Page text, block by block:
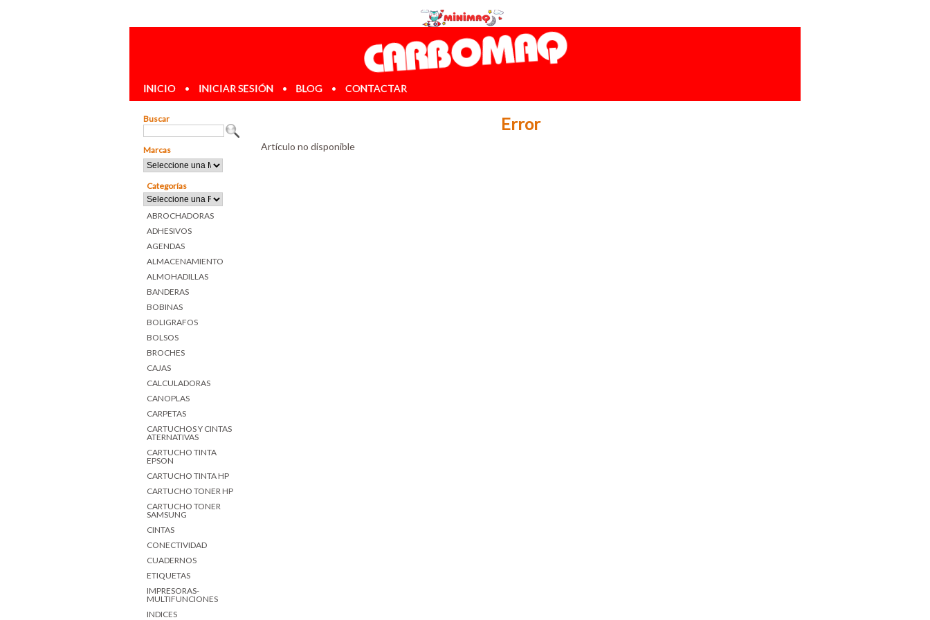
INICIO • INICIAR SESIÓN • BLOG • CONTACTAR
Buscar
Marcas
Categorías
ABROCHADORAS
ADHESIVOS
AGENDAS
ALMACENAMIENTO
ALMOHADILLAS
BANDERAS
BOBINAS
BOLIGRAFOS
BOLSOS
BROCHES
CAJAS
CALCULADORAS
CANOPLAS
CARPETAS
CARTUCHOS Y CINTAS
ATERNATIVAS
CARTUCHO TINTA
EPSON
CARTUCHO TINTA HP
CARTUCHO TONER HP
CARTUCHO TONER
SAMSUNG
CINTAS
CONECTIVIDAD
CUADERNOS
ETIQUETAS
IMPRESORAS-
MULTIFUNCIONES
INDICES
Error
Artículo no disponible